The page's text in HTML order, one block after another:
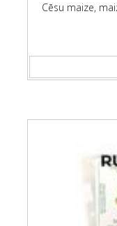
Cēsu maize,